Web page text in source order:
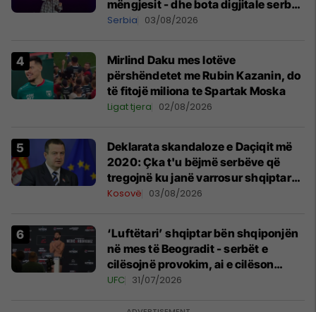
mëngjesit - dhe bota digjitale serbe
shpall gjendjen e luftës
Serbia 03/08/2026
Mirlind Daku mes lotëve
përshëndetet me Rubin Kazanin, do
të fitojë miliona te Spartak Moska
Ligat tjera 02/08/2026
​Deklarata skandaloze e Daçiqit më
2020: Çka t'u bëjmë serbëve që
tregojnë ku janë varrosur shqiptarët
në Serbi
Kosovë 03/08/2026
‘Luftëtari’ shqiptar bën shqiponjën
në mes të Beogradit - serbët e
cilësojnë provokim, ai e cilëson
simbol të identitetit
UFC 31/07/2026